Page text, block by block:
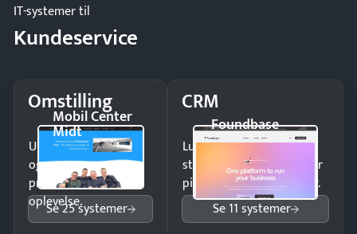
IT-systemer til
Kundeservice
Omstilling
Mobil Center
Midt
Undgå tabte opkald
og giv kunderne en
professionel
oplevelse.
Se 25 systemer
CRM
Foundbase
Luk flere salg med et
struktureret overblik over
pipeline og opfølgninger.
Se 11 systemer